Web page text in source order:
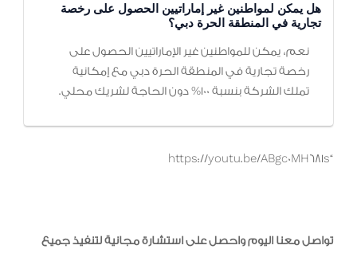
هل يمكن لمواطنين غير إماراتيين الحصول على رخصة
تجارية في المنطقة الحرة دبي؟
نعم، يمكن للمواطنين غير الإماراتيين الحصول على
رخصة تجارية في المنطقة الحرة دبي مع إمكانية
تملك الشركة بنسبة 100% دون الحاجة لشريك محلي.
“https://youtu.be/ABgc0MH681s
تواصل معنا اليوم واحصل على استشارة مجانية لتنفيذ جميع